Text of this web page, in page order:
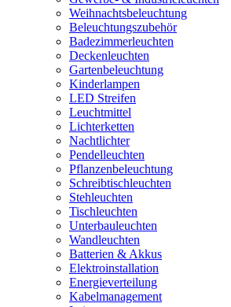
Weihnachtsbeleuchtung
Beleuchtungszubehör
Badezimmerleuchten
Deckenleuchten
Gartenbeleuchtung
Kinderlampen
LED Streifen
Leuchtmittel
Lichterketten
Nachtlichter
Pendelleuchten
Pflanzenbeleuchtung
Schreibtischleuchten
Stehleuchten
Tischleuchten
Unterbauleuchten
Wandleuchten
Batterien & Akkus
Elektroinstallation
Energieverteilung
Kabelmanagement